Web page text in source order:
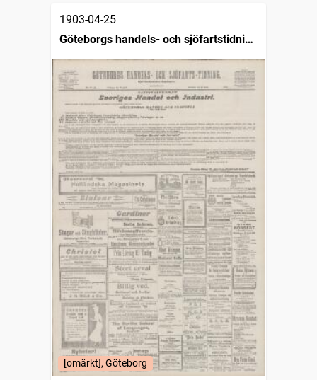
1903-04-25
Göteborgs handels- och sjöfartstidning
(1832)
[omärkt], Göteborg